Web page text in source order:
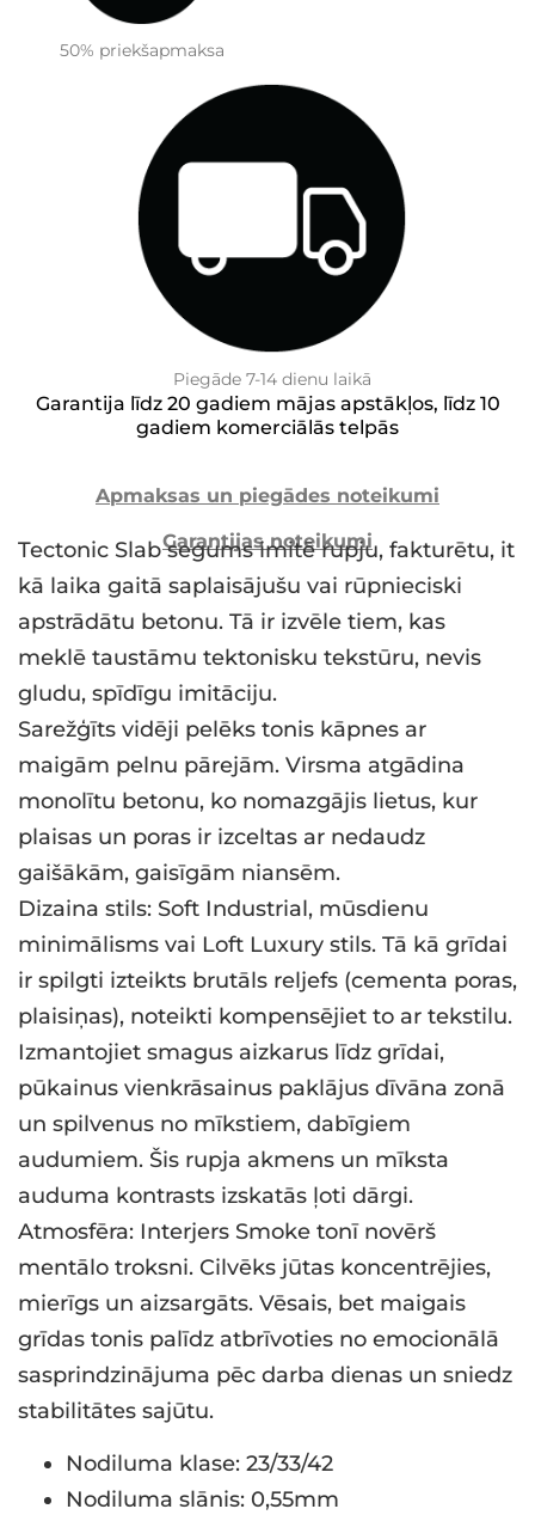
50% priekšapmaksa
Piegāde 7-14 dienu laikā
Garantija līdz 20 gadiem mājas apstākļos, līdz 10
gadiem komerciālās telpās
Apmaksas un piegādes noteikumi
Garantijas noteikumi
Tectonic Slab segums imitē rupju, fakturētu, it
kā laika gaitā saplaisājušu vai rūpnieciski
apstrādātu betonu. Tā ir izvēle tiem, kas
meklē taustāmu tektonisku tekstūru, nevis
gludu, spīdīgu imitāciju.
Sarežģīts vidēji pelēks tonis kāpnes ar
maigām pelnu pārejām. Virsma atgādina
monolītu betonu, ko nomazgājis lietus, kur
plaisas un poras ir izceltas ar nedaudz
gaišākām, gaisīgām niansēm.
Dizaina stils: Soft Industrial, mūsdienu
minimālisms vai Loft Luxury stils. Tā kā grīdai
ir spilgti izteikts brutāls reljefs (cementa poras,
plaisiņas), noteikti kompensējiet to ar tekstilu.
Izmantojiet smagus aizkarus līdz grīdai,
pūkainus vienkrāsainus paklājus dīvāna zonā
un spilvenus no mīkstiem, dabīgiem
audumiem. Šis rupja akmens un mīksta
auduma kontrasts izskatās ļoti dārgi.
Atmosfēra: Interjers Smoke tonī novērš
mentālo troksni. Cilvēks jūtas koncentrējies,
mierīgs un aizsargāts. Vēsais, bet maigais
grīdas tonis palīdz atbrīvoties no emocionālā
sasprindzinājuma pēc darba dienas un sniedz
stabilitātes sajūtu.
Nodiluma klase: 23/33/42
Nodiluma slānis: 0,55mm